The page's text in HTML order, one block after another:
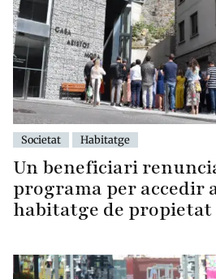
Societat Habitatge
Un beneficiari
programa per accedir
habitatge de propietat